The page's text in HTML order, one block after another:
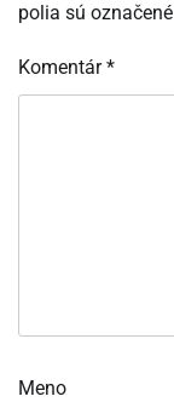
polia sú označené
Komentár*
Meno